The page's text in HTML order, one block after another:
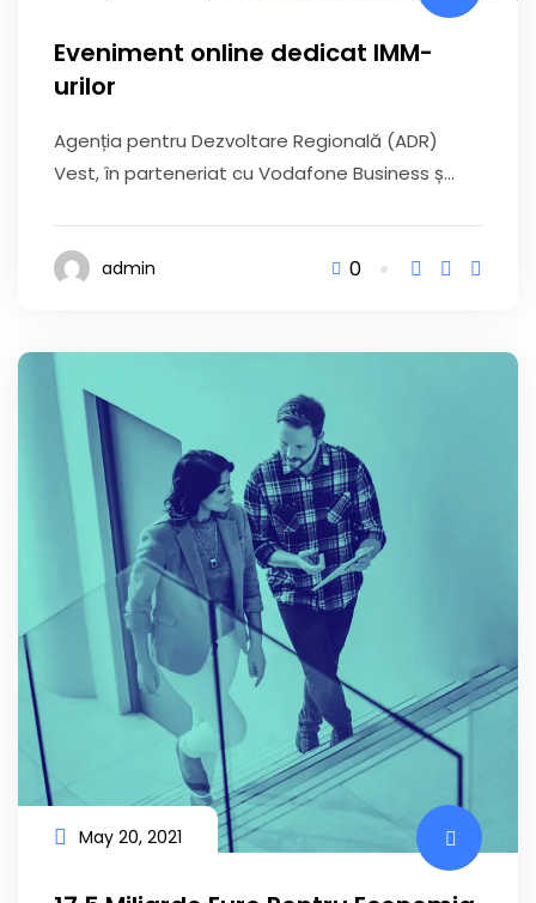
Eveniment online dedicat IMM-
urilor
Agenția pentru Dezvoltare Regională (ADR)
Vest, în parteneriat cu Vodafone Business ș...
admin 0
May 20, 2021